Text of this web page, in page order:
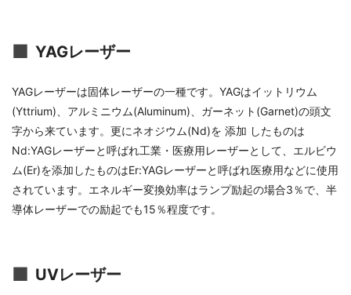
YAGレーザー
YAGレーザーは固体レーザーの一種です。YAGはイットリウム
(Yttrium)、アルミニウム(Aluminum)、ガーネット(Garnet)の頭文
字から来ています。更にネオジウム(Nd)を 添加 したものは
Nd:YAGレーザーと呼ばれ工業・医療用レーザーとして、エルビウ
ム(Er)を添加したものはEr:YAGレーザーと呼ばれ医療用などに使用
されています。エネルギー変換効率はランプ励起の場合3％で、半
導体レーザーでの励起でも15％程度です。
UVレーザー